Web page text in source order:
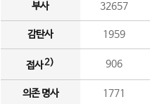
부사 32657
감탄사 1959
접사2) 906
의존 명사 1771